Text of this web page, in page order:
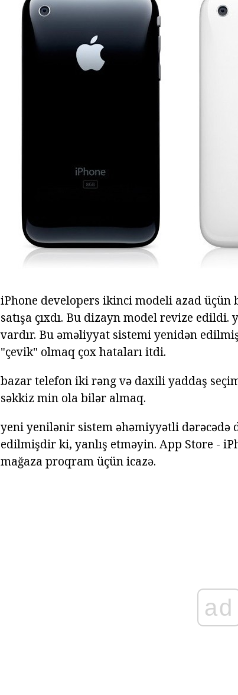
iPhone developers ikinci modeli azad üçün
satışa çıxdı. Bu dizayn model revize
vardır. Bu əməliyyat sistemi yenidən
"çevik" olmaq çox hataları itdi.
bazar telefon iki rəng və daxili yaddaş
səkkiz min ola bilər almaq.
yeni yenilənir sistem əhəmiyyətli dərəcədə
edilmişdir ki, yanlış etməyin. App Store -
mağaza proqram üçün icazə.
ad